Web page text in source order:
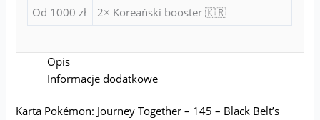
Od 1000 zł
2× Koreański booster 🇰🇷
Opis
Informacje dodatkowe
Karta Pokémon: Journey Together – 145 – Black Belt’s